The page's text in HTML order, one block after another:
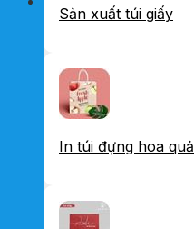
Sản xuất túi giấy
In túi đựng hoa quả